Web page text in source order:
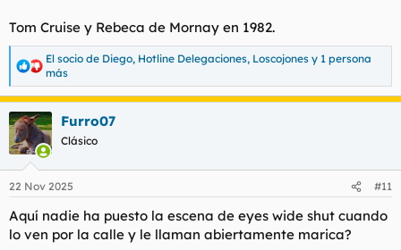
Tom Cruise y Rebeca de Mornay en 1982.
R
e
a
c
c
i
o
n
e
s
:
El socio de Diego, Hotline Delegaciones, Loscojones y 1 persona
más
Furro07
Clásico
22 Nov 2025 #11
Aquí nadie ha puesto la escena de eyes wide shut cuando
lo ven por la calle y le llaman abiertamente marica?